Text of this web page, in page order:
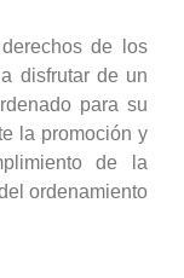
de los
disfrutar de un
para su
la promoción y
de la
ordenamiento